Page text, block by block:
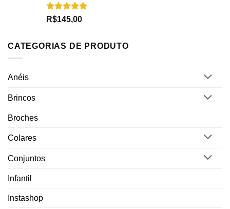
Avaliação
R$145,00
CATEGORIAS DE PRODUTO
Anéis
Brincos
Broches
Colares
Conjuntos
Infantil
Instashop